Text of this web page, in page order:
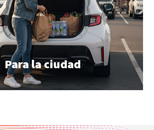
Para la ciudad